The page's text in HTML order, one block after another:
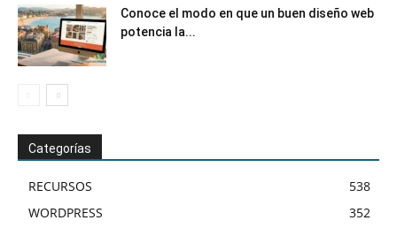
Conoce el modo en que un buen diseño web
potencia la...
Categorías
RECURSOS
538
WORDPRESS
352